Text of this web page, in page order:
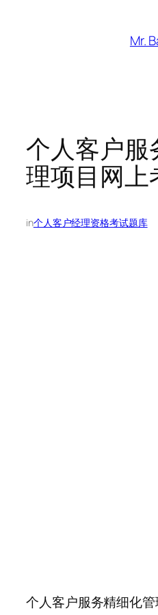
Mr.
个人客户服
理项目网上
in个人客户经理资格考试题库
个人客户服务精细化